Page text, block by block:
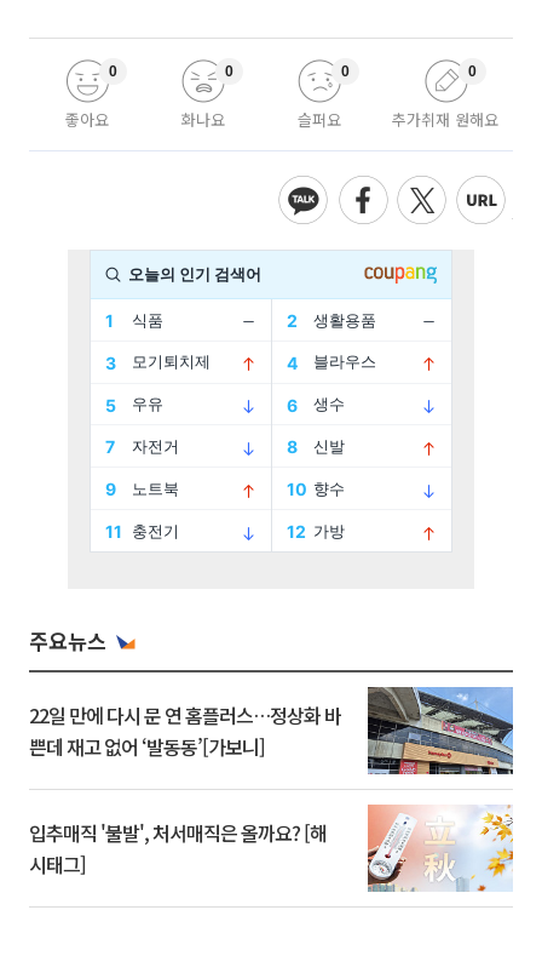
좋아요
0
화나요
0
슬퍼요
0
추가취재 원해요
0
주요뉴스
22일 만에 다시 문 연 홈플러스…정상화 바
쁜데 재고 없어 ‘발동동’[가보니]
입추매직 '불발', 처서매직은 올까요? [해
시태그]